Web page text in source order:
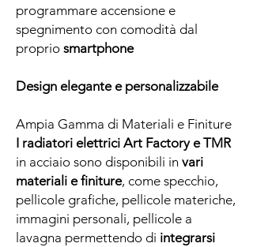
programmare accensione e
spegnimento con comodità dal
proprio smartphone
Design elegante e personalizzabile
Ampia Gamma di Materiali e Finiture
I radiatori elettrici Art FactoryeTMR
in acciaio sono disponibili in vari
materiali e finiture, come specchio,
pellicole grafiche, pellicole materiche,
immagini personali, pellicole a
lavagna permettendo di integrarsi